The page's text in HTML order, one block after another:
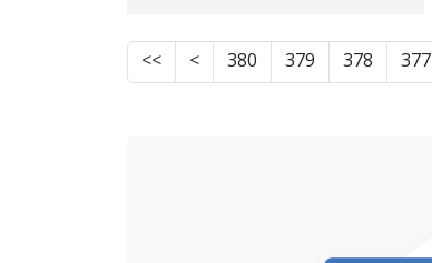
377
378
379
380
>
>>